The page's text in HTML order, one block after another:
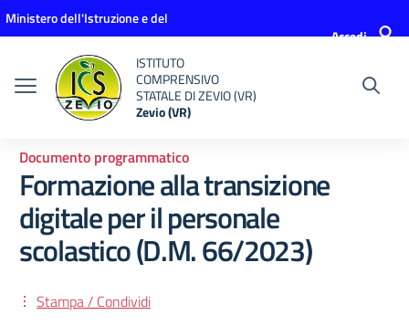
Vai ai contenuti
Vai al menu di navigazione
Vai al footer
Ministero dell'Istruzione e del
Accedi
ISTITUTO
COMPRENSIVO
STATALE DI ZEVIO (VR)
Zevio (VR)
Documento programmatico
Formazione alla transizione
digitale per il personale
scolastico (D.M. 66/2023)
Stampa / Condividi